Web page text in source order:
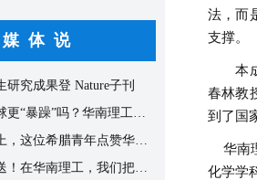
体说
研究成果登 Nature子刊
碳排放会让地球更“暴躁”吗？华南理工科研团队...
中希交流论坛上，这位希腊青年点赞华南理工！
百吨甘蔗免费送！在华南理工，我们把“甜”做成...
法，而
支撑。
本成
春林教
到了国
华南
化学学